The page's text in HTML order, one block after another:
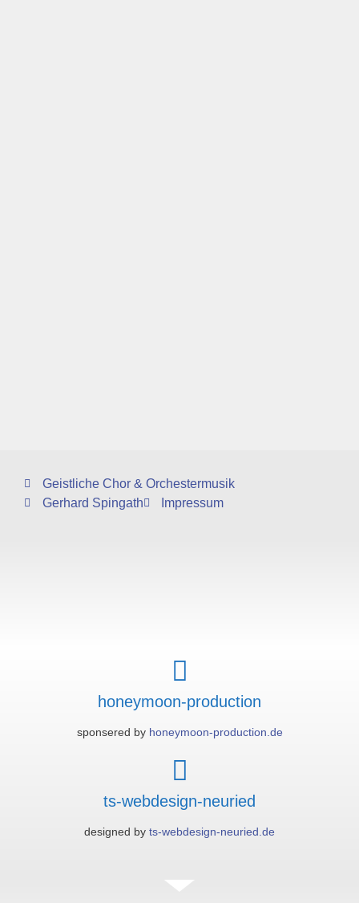
Geistliche Chor & Orchestermusik
Gerhard Spingath
Impressum
honeymoon-production
sponsered by honeymoon-production.de
ts-webdesign-neuried
designed by ts-webdesign-neuried.de